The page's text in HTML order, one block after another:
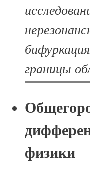
границы
физики